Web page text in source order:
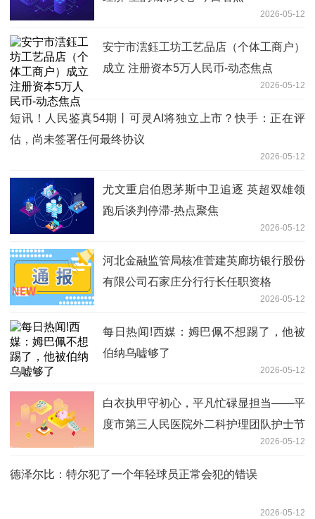
2026-05-12
安宁市澐鈺工坊工艺品店（个体工商户）
成立 注册资本5万人民币-动态焦点
2026-05-12
短讯！人民鉴真54期丨可灵AI将独立上市？快手：正在评
估，尚未签署任何最终协议
2026-05-12
尤文重启伯恩茅斯中卫追逐 英超双雄领
跑后谈判停滞-热点聚焦
2026-05-12
河北金融监管局核准菅建英廊坊银行股份
有限公司石家庄分行行长任职资格
2026-05-12
每日热闻!西媒：姆巴佩不想踢了，他被
伯纳乌嘘够了
2026-05-12
白衣执甲守初心，平凡忙碌显担当——平
度市第三人民医院外二科护理团队护士节
2026-05-12
德泽尔比：特尔犯了一个年轻球员正常会犯的错误
2026-05-12